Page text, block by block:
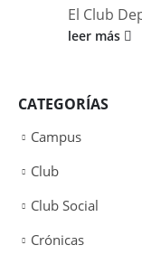
El Club
leer más
CATEGORÍAS
Campus
Club
Club Social
Crónicas